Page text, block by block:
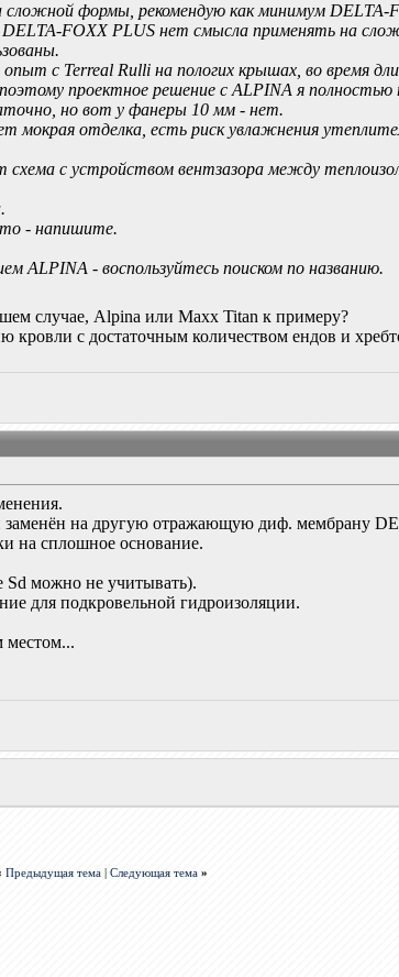
формы, рекомендую как минимум DELTA-
FOXX PLUS нет смысла применять на
опыт с Terreal Rulli на пологих крышах, во время
проектное решение с ALPINA я
но вот у фанеры 10 мм - нет.
мокрая отделка, есть риск увлажнения
схема с устройством вентзазора между
- напишите.
ALPINA - воспользуйтесь поиском по названию.
случае, Alpina или Maxx Titan к примеру?
кровли с достаточным количеством ендов и
заменён на другую отражающую диф. мембрану
на сплошное основание.
можно не учитывать).
для подкровельной гидроизоляции.
местом...
Предыдущая тема |Следующая тема »